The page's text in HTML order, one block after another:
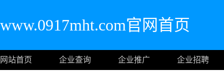
www.0917mht.com官网首页
网站首页 企业查询 企业推广 企业招聘